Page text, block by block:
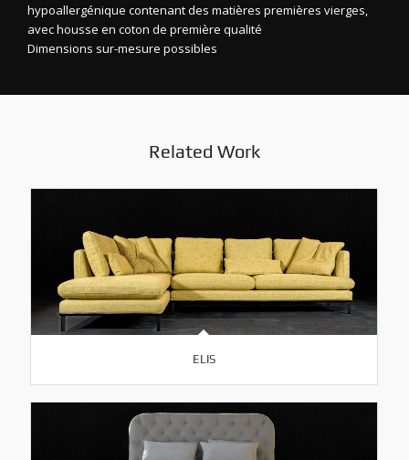
hypoallergénique contenant des matières premières vierges,
avec housse en coton de première qualité
Dimensions sur-mesure possibles
Related Work
ELIS